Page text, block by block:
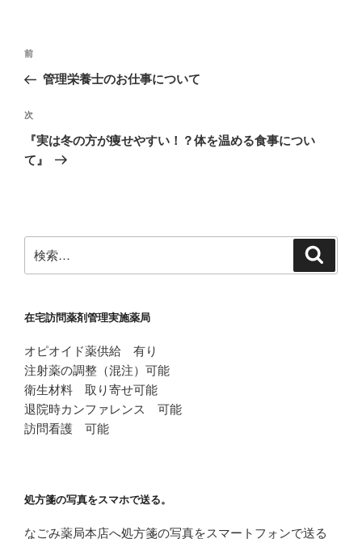
投
ナ
ビ
ゲ
ー
前
の
稿
前
管理栄養士のお仕事について
次
の
投
次
『実は冬の方が痩せやすい！？体を温める食事につい
て』
索:
在宅訪問薬剤管理実施薬局
オピオイド薬供給 有り
注射薬の調整（混注）可能
衛生材料 取り寄せ可能
退院時カンファレンス 可能
訪問看護 可能
処方箋の写真をスマホで送る。
なごみ薬局本店へ処方箋の写真をスマートフォンで送る